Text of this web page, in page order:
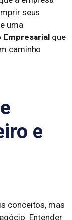
seus
uma
Empresarial que
caminho
e
conceitos, mas
Entender